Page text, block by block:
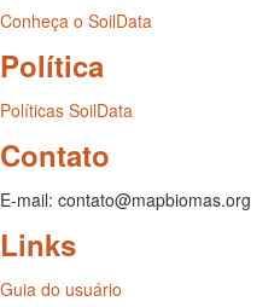
Conheça o SoilData
Política
Políticas SoilData
Contato
E-mail: contato@mapbiomas.org
Links
Guia do usuário